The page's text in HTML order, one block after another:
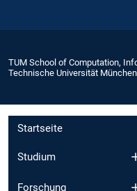
TUM School of Computation,
Technische Universität München
Startseite
Studium
Forschung